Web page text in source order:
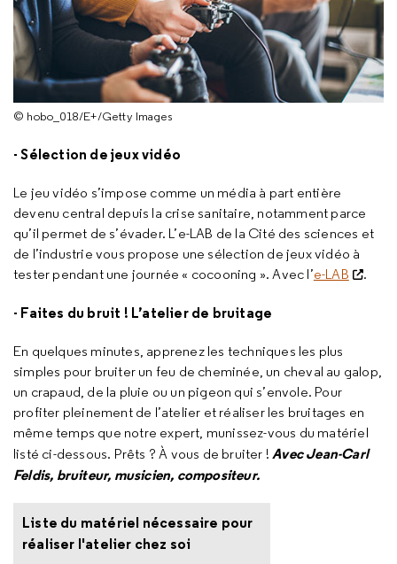
© hobo_018/E+/Getty Images
- Sélection de jeux vidéo
Le jeu vidéo s’impose comme un média à part entière
devenu central depuis la crise sanitaire, notamment parce
qu’il permet de s’évader. L’e-LAB de la Cité des sciences et
de l’industrie vous propose une sélection de jeux vidéo à
tester pendant une journée « cocooning ». Avec l’e-LAB .
- Faites du bruit ! L’atelier de bruitage
En quelques minutes, apprenez les techniques les plus
simples pour bruiter un feu de cheminée, un cheval au galop,
un crapaud, de la pluie ou un pigeon qui s’envole. Pour
profiter pleinement de l’atelier et réaliser les bruitages en
même temps que notre expert, munissez-vous du matériel
listé ci-dessous. Prêts ? À vous de bruiter !Avec Jean-Carl
Feldis, bruiteur, musicien, compositeur.
Liste du matériel nécessaire pour
réaliser l'atelier chez soi